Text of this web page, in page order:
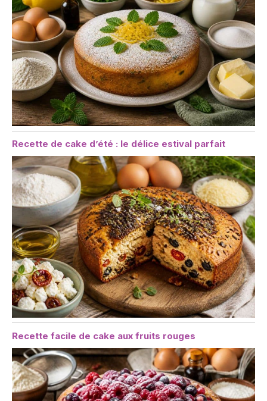
d'autres aliments tels
que les pizzas et les
lasagnes.
Recette de cake d’été : le délice estival parfait
Recette facile de cake aux fruits rouges